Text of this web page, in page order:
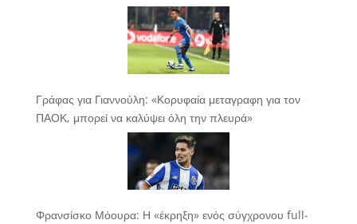
Γράφας για Γιαννούλη: «Κορυφαία μεταγραφη για τον
ΠΑΟΚ, μπορεί να καλύψει όλη την πλευρά»
Φρανσίσκο Μόουρα: Η «έκρηξη» ενός σύγχρονου full-